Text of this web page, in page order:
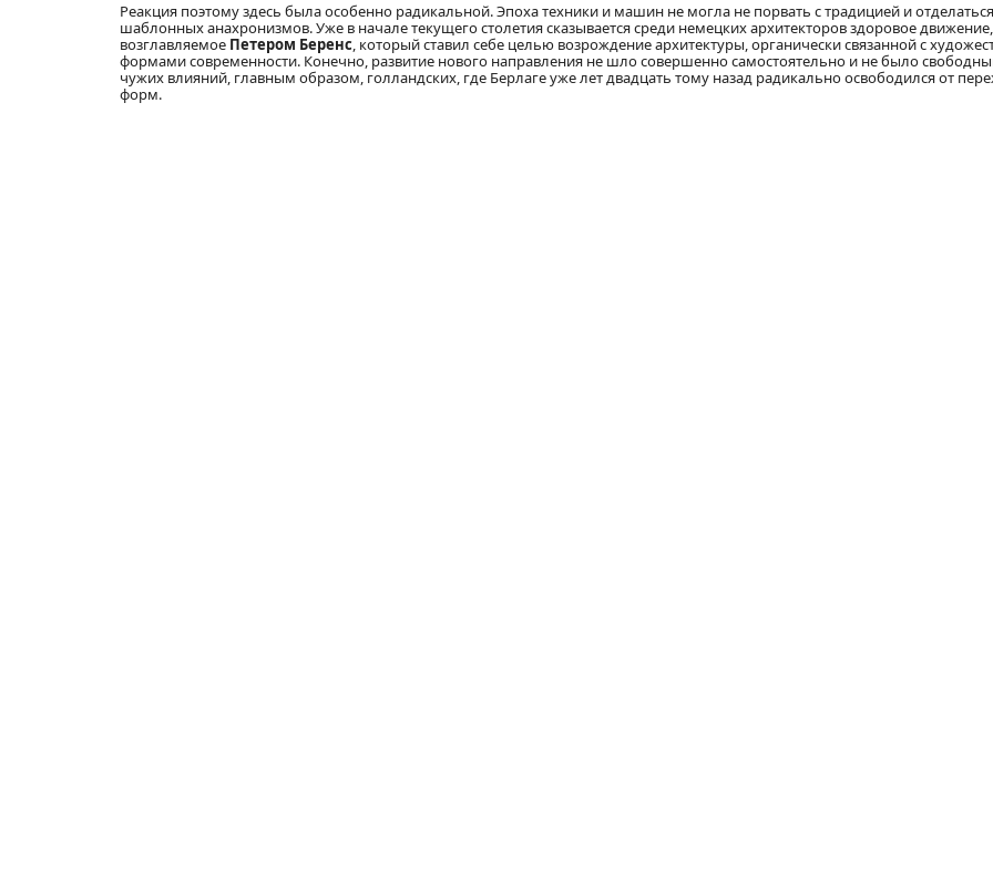
Реакция поэтому здесь была особенно радикальной. Эпоха техники и машин не могла не порвать с традицией и
шаблонных анахронизмов. Уже в начале текущего столетия сказывается среди немецких архитекторов здоровое движение,
возглавляемое Петером Беренс, который ставил себе целью возрождение архитектуры, органически связанной с
формами современности. Конечно, развитие нового направления не шло совершенно самостоятельно и не было
чужих влияний, главным образом, голландских, где Берлаге уже лет двадцать тому назад радикально освободился от
форм.